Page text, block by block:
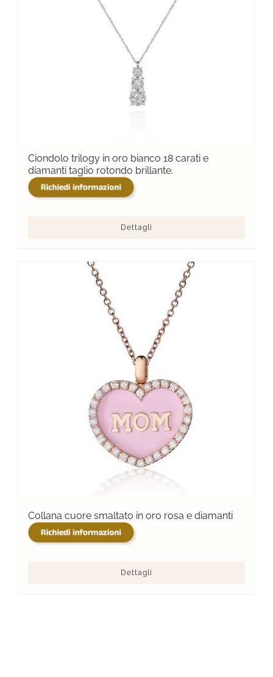
Ciondolo trilogy in oro bianco 18 carati e
diamanti taglio rotondo brillante.
Dettagli
Collana cuore smaltato in oro rosa e diamanti
Dettagli